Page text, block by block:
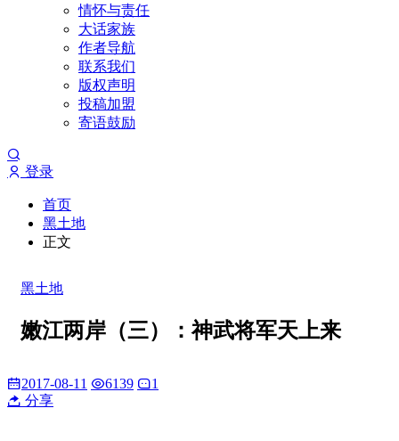
情怀与责任
大话家族
作者导航
联系我们
版权声明
投稿加盟
寄语鼓励
登录
首页
黑土地
正文
黑土地
嫩江两岸（三）：神武将军天上来
2017-08-11 6139
1
分享